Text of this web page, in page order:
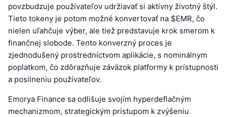
povzbudzuje používateľov udržiavať si aktívny životný štýl.
Tieto tokeny je potom možné konvertovať na $EMR, čo
nielen uľahčuje výber, ale tiež predstavuje krok smerom k
finančnej slobode. Tento konverzný proces je
zjednodušený prostredníctvom aplikácie, s nominálnym
poplatkom, čo zdôrazňuje záväzok platformy k prístupnosti
a posilneniu používateľov.
Emorya Finance sa odlišuje svojím hyperdeflačným
mechanizmom, strategickým prístupom k zvýšeniu